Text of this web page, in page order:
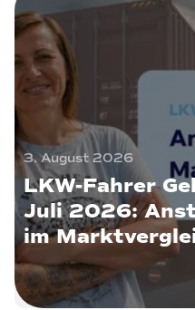
3. August 2026
LKW-Fahrer
Juli 2026:
im